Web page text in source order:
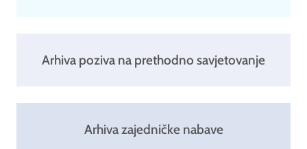
Arhiva poziva na prethodno savjetovanje
Arhiva zajedničke nabave